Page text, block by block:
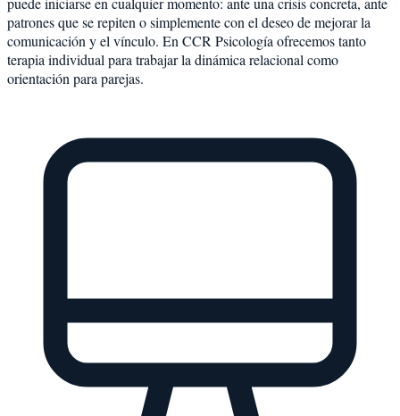
patrones que se repiten o simplemente con el deseo de mejorar la
comunicación y el vínculo. En CCR Psicología ofrecemos tanto
terapia individual para trabajar la dinámica relacional como
orientación para parejas.